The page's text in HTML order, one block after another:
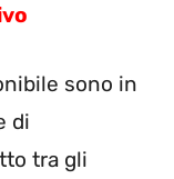
sono in
di
tra gli